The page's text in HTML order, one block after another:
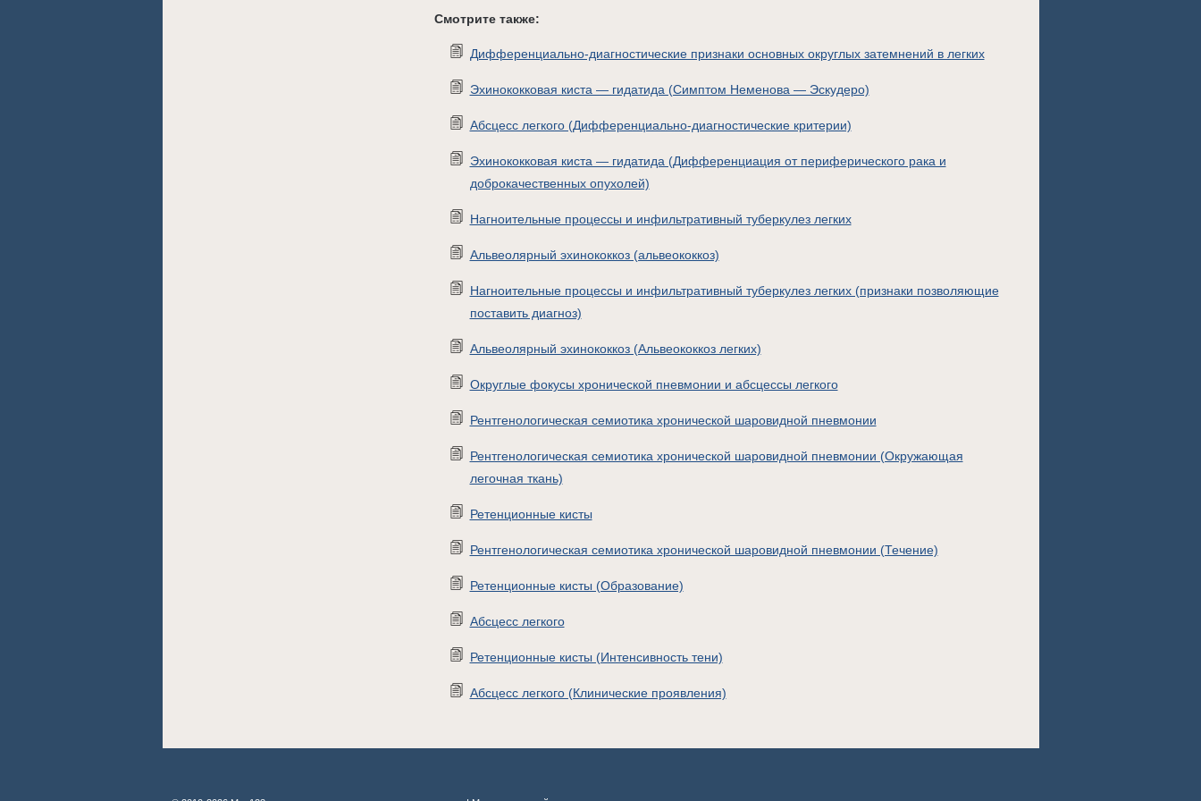
Смотрите также:
Дифференциально-диагностические признаки основных округлых затемнений в легких
Эхинококковая киста — гидатида (Симптом Неменова — Эскудеро)
Абсцесс легкого (Дифференциально-диагностические критерии)
Эхинококковая киста — гидатида (Дифференциация от периферического рака и
доброкачественных опухолей)
Нагноительные процессы и инфильтративный туберкулез легких
Альвеолярный эхинококкоз (альвеококкоз)
Нагноительные процессы и инфильтративный туберкулез легких (признаки позволяющие
поставить диагноз)
Альвеолярный эхинококкоз (Альвеококкоз легких)
Округлые фокусы хронической пневмонии и абсцессы легкого
Рентгенологическая семиотика хронической шаровидной пневмонии
Рентгенологическая семиотика хронической шаровидной пневмонии (Окружающая
легочная ткань)
Ретенционные кисты
Рентгенологическая семиотика хронической шаровидной пневмонии (Течение)
Ретенционные кисты (Образование)
Абсцесс легкого
Ретенционные кисты (Интенсивность тени)
Абсцесс легкого (Клинические проявления)